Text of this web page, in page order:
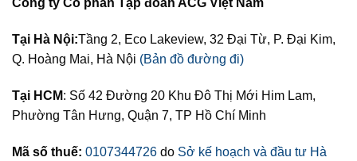
Công ty Cổ phần Tập đoàn ACG Việt Nam
Tại Hà Nội:Tầng 2, Eco Lakeview, 32 Đại Từ, P. Đại Kim,
Q. Hoàng Mai, Hà Nội (Bản đồ đường đi)
Tại HCM: Số 42 Đường 20 Khu Đô Thị Mới Him Lam,
Phường Tân Hưng, Quận 7, TP Hồ Chí Minh
Mã số thuế: 0107344726 do Sở kế hoạch và đầu tư Hà